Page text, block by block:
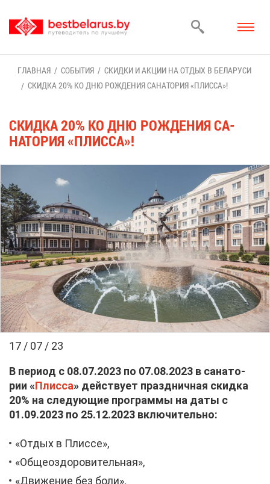
ГЛАВ­НАЯ СО­БЫ­ТИЯ
СКИД­КИ И АК­ЦИИ НА ОТ­ДЫХ В БЕ­ЛА­РУ­СИ
СКИД­КА 20% КО ДНЮ РОЖ­ДЕ­НИЯ СА­НА­ТО­РИЯ «ПЛИС­СА»!
СКИД­КА 20% КО ДНЮ РОЖ­ДЕ­НИЯ СА­
НА­ТО­РИЯ «ПЛИС­СА»!
17 / 07 / 23
В пе­ри­од с 08.07.2023 по 07.08.2023 в са­на­то­
рии «Плис­са» дей­ству­ет празд­нич­ная скид­ка
20% на сле­ду­ю­щие про­грам­мы на да­ты с
01.09.2023 по 25.12.2023 вклю­чи­тель­но:
«От­дых в Плис­се»,
«Об­щеоздо­ро­ви­тель­ная»,
«Дви­же­ние без бо­ли»,